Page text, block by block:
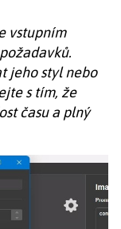
vstupním
jeho styl nebo
s tím, že
času a plný